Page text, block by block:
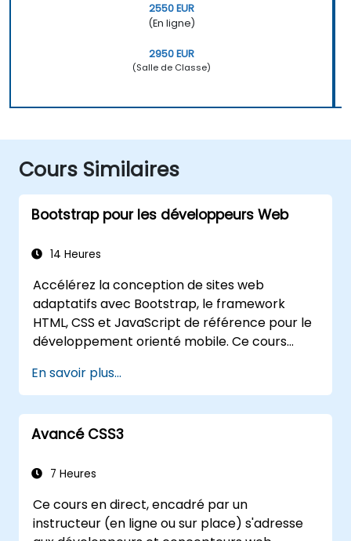
2550 EUR
(En ligne)
2950 EUR
(Salle de Classe)
Cours Similaires
Bootstrap pour les développeurs Web
14 Heures
Accélérez la conception de sites web
adaptatifs avec Bootstrap, le framework
HTML, CSS et JavaScript de référence pour le
développement orienté mobile. Ce cours
compilation du code source via Grunt, les
grilles adaptatives, les composants
personnalisés, les barres de navigation et les
bonnes pratiques en matière d'accessibilité.
de progression, les objets multimédias, les
de Bootstrap afin de créer des interfaces
riches en fonctionnalités et compatibles avec
En savoir plus...
Avancé CSS3
7 Heures
Ce cours en direct, encadré par un
instructeur (en ligne ou sur place) s'adresse